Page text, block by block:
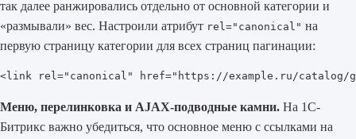
так далее ранжировались отдельно от основной категории и
«размывали» вес. Настроили атрибут rel="canonical" на
первую страницу категории для всех страниц пагинации:
<link rel="canonical" href="https://example.ru/catalog/
Меню, перелинковка и AJAX-подводные камни. На 1С-
Битрикс важно убедиться, что основное меню с ссылками на